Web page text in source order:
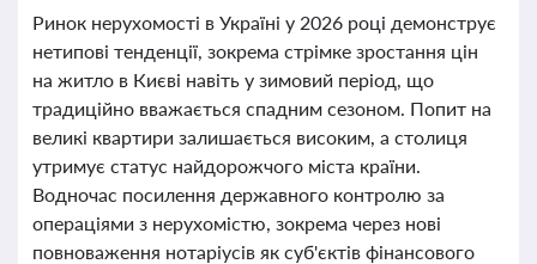
Ринок нерухомості в Україні у 2026 році демонструє
нетипові тенденції, зокрема стрімке зростання цін
на житло в Києві навіть у зимовий період, що
традиційно вважається спадним сезоном. Попит на
великі квартири залишається високим, а столиця
утримує статус найдорожчого міста країни.
Водночас посилення державного контролю за
операціями з нерухомістю, зокрема через нові
повноваження нотаріусів як суб'єктів фінансового